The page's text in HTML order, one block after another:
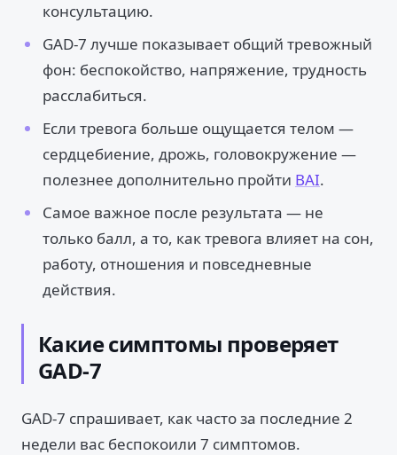
консультацию.
GAD-7 лучше показывает общий тревожный
фон: беспокойство, напряжение, трудность
расслабиться.
Если тревога больше ощущается телом —
сердцебиение, дрожь, головокружение —
полезнее дополнительно пройти BAI.
Самое важное после результата — не
только балл, а то, как тревога влияет на сон,
работу, отношения и повседневные
действия.
Какие симптомы проверяет
GAD-7
GAD-7 спрашивает, как часто за последние 2
недели вас беспокоили 7 симптомов.